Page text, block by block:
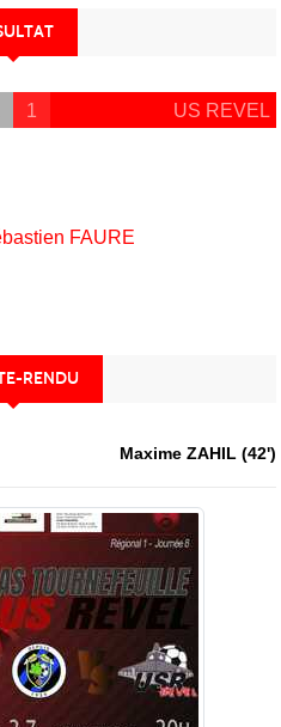
1 US REVEL
FAURE
RENDU
Maxime ZAHIL (42')